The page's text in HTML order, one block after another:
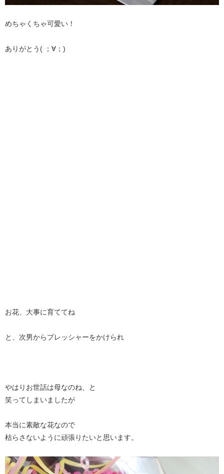
めちゃくちゃ可愛い！
ありがとう( ；∀；)
お花、大事に育ててね
と、次男からプレッシャーをかけられ
やはりお世話は母なのね、と
笑ってしまいましたが
本当に素敵な花なので
枯らさないように頑張りたいと思います。